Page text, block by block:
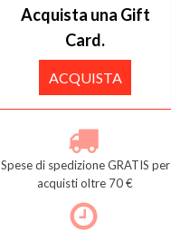
Acquista una Gift
Card.
ACQUISTA
Spese di spedizione GRATIS per
acquisti oltre 70 €